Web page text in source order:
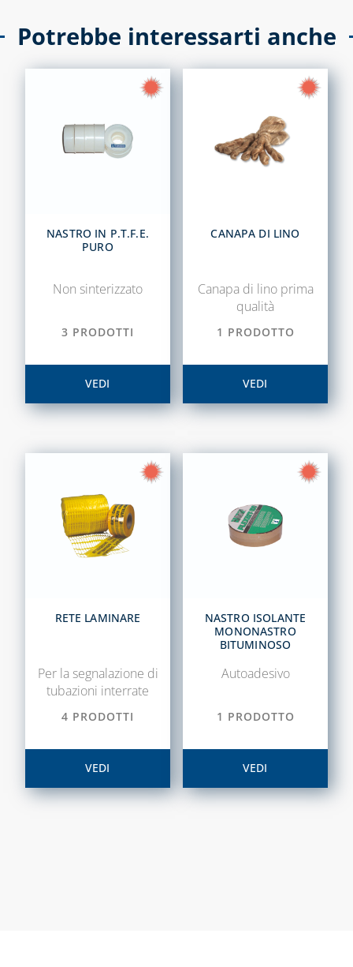
ECO AD
ACCESSORI
CANALINA
CANALINE EVA,
SONIA E
ACCESSORI PER
BARRIERE
E ACCESSORI
SISTEMA VMC,
ASSOLO E
SISTEMI DI
TRATTAMENTO
DELL'ARIA
ACCESSORI
STUFE A
CAPITOLO 10
KIT
ACCIAIO
Potrebbe interessarti anche
NASTRO IN P.T.F.E.
PURO
Non sinterizzato
3 PRODOTTI
VEDI
CANAPA DI LINO
Canapa di lino prima
qualità
1 PRODOTTO
VEDI
RETE LAMINARE
Per la segnalazione di
tubazioni interrate
4 PRODOTTI
VEDI
NASTRO ISOLANTE
MONONASTRO
BITUMINOSO
Autoadesivo
1 PRODOTTO
VEDI